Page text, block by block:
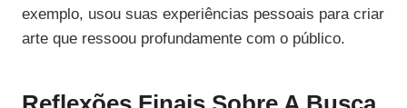
exemplo, usou suas experiências pessoais para criar
arte que ressoou profundamente com o público.